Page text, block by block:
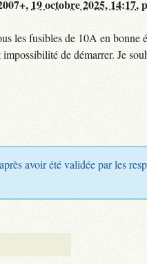
19 octobre 2025, 14:17,
les fusibles de 10A en bonne
de démarrer. Je
avoir été validée par les